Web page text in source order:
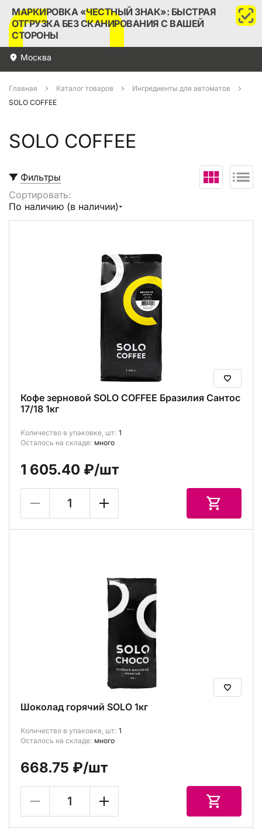
МАРКИРОВКА «ЧЕСТНЫЙ ЗНАК»: БЫСТРАЯ
ОТГРУЗКА БЕЗ СКАНИРОВАНИЯ С ВАШЕЙ
СТОРОНЫ
Москва
Главная Каталог товаров
Ингредиенты для автоматов
SOLO COFFEE
SOLO COFFEE
Фильтры
Сортировать:
По наличию (в наличии)
Выбрать все
Кофе зерновой SOLO COFFEE Бразилия Сантос
17/18 1кг
Количество в упаковке, шт: 1
Осталось на складе: много
1 605.40 ₽/шт
Шоколад горячий SOLO 1кг
Количество в упаковке, шт: 1
Осталось на складе: много
668.75 ₽/шт